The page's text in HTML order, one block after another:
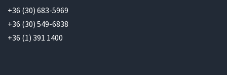
+36 (30) 683-5969
+36 (30) 549-6838
+36 (1) 391 1400